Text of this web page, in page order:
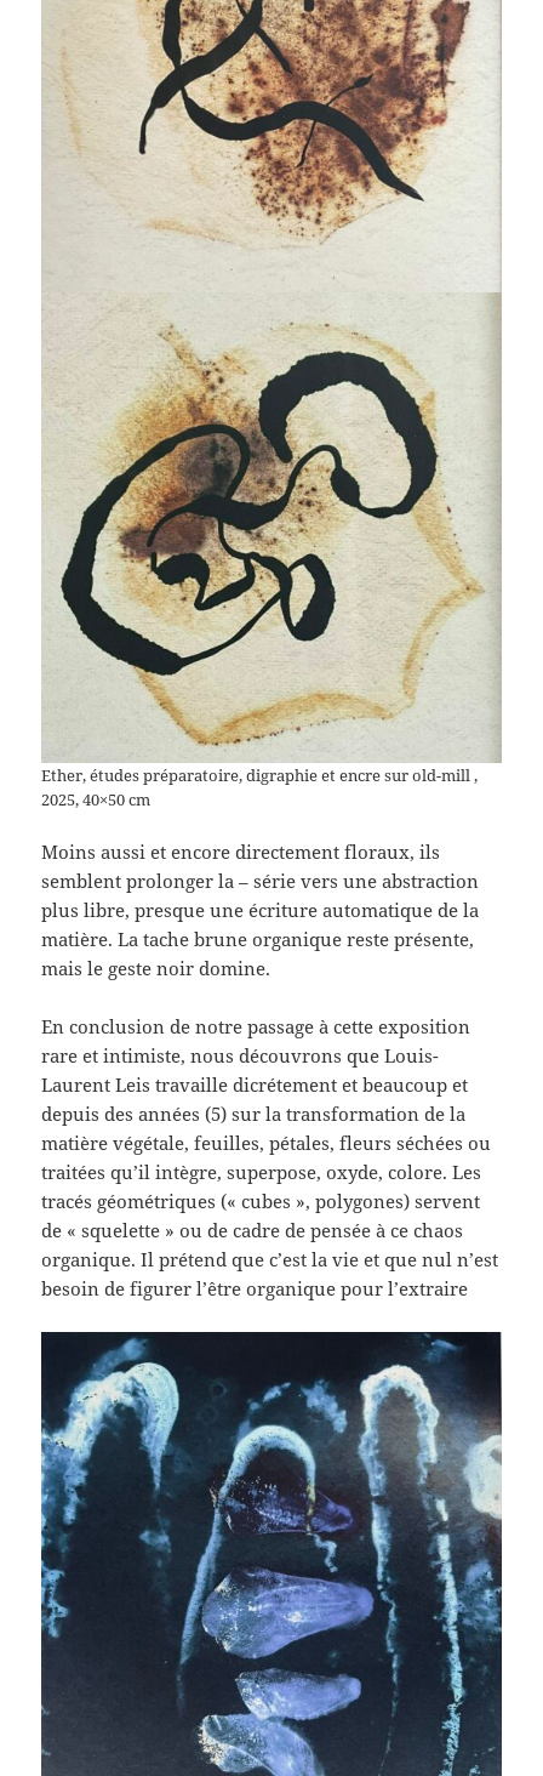
Ether, études préparatoire, digraphie et encre sur old-mill ,
2025, 40×50 cm
Moins aussi et encore directement floraux, ils
semblent prolonger la – série vers une abstraction
plus libre, presque une écriture automatique de la
matière. La tache brune organique reste présente,
mais le geste noir domine.
En conclusion de notre passage à cette exposition
rare et intimiste, nous découvrons que Louis-
Laurent Leis travaille dicrétement et beaucoup et
depuis des années (5) sur la transformation de la
matière végétale, feuilles, pétales, fleurs séchées ou
traitées qu’il intègre, superpose, oxyde, colore. Les
tracés géométriques (« cubes », polygones) servent
de « squelette » ou de cadre de pensée à ce chaos
organique. Il prétend que c’est la vie et que nul n’est
besoin de figurer l’être organique pour l’extraire